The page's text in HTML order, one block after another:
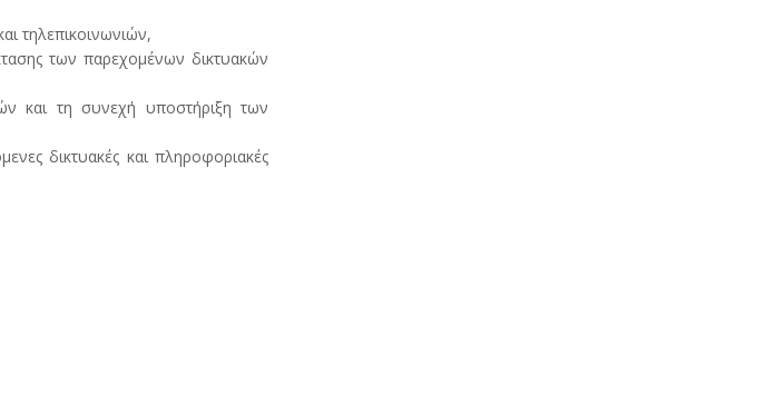
τηλεπικοινωνιών,
των παρεχομένων δικτυακών
και τη συνεχή υποστήριξη των
δικτυακές και πληροφοριακές